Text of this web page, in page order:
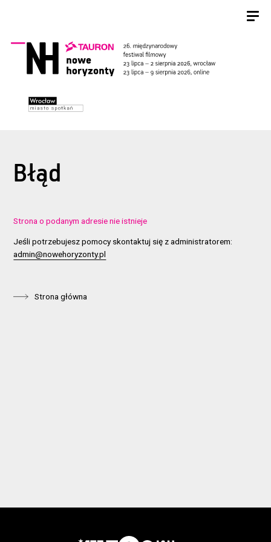
Błąd
Strona o podanym adresie nie istnieje
Jeśli potrzebujesz pomocy skontaktuj się z administratorem:
admin@nowehoryzonty.pl
Strona główna